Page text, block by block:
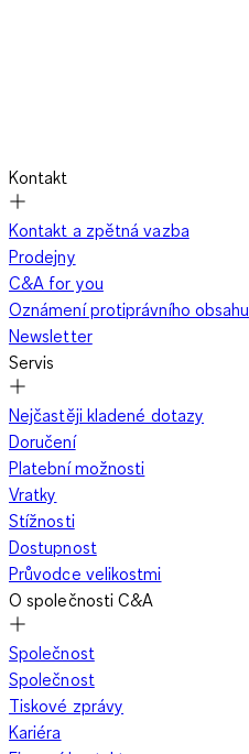
Kontakt
Kontakt a zpětná vazba
Prodejny
C&A for you
Oznámení protiprávního obsahu
Newsletter
Servis
Nejčastěji kladené dotazy
Doručení
Platební možnosti
Vratky
Stížnosti
Dostupnost
Průvodce velikostmi
O společnosti C&A
Společnost
Společnost
Tiskové zprávy
Kariéra